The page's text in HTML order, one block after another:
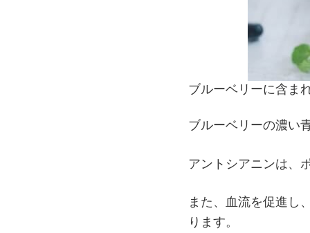
ブルーベリーに含ま
ブルーベリーの濃い
アントシアニンは、
また、血流を促進し
ります。